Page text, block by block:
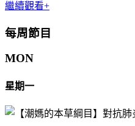
繼續觀看+
每周節目
MON
星期一